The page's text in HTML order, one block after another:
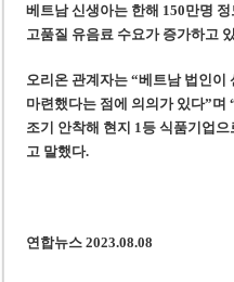
베트남 신생아는 한해 150만명
고품질 유음료 수요가 증가하고
오리온 관계자는 “베트남 법인
마련했다는 점에 의의가 있다”며
조기 안착해 현지 1등 식품기업
고 말했다.
연합뉴스 2023.08.08